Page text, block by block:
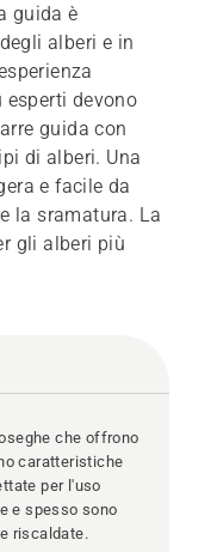
guida è
alberi e in
esperti devono
guida con
di alberi. Una
e facile da
la sramatura. La
gli alberi più
che offrono
caratteristiche
per l'uso
e spesso sono
riscaldate.